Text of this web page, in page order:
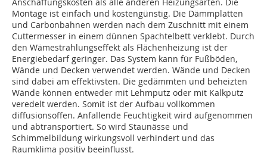
Anschaffungskosten als alle anderen Heizungsarten. Die
Montage ist einfach und kostengünstig. Die Dämmplatten
und Carbonbahnen werden nach dem Zuschnitt mit einem
Cuttermesser in einem dünnen Spachtelbett verklebt. Durch
den Wämestrahlungseffekt als Flächenheizung ist der
Energiebedarf geringer. Das System kann für Fußböden,
Wände und Decken verwendet werden. Wände und Decken
sind dabei am effektivsten. Die gedämmten und beheizten
Wände können entweder mit Lehmputz oder mit Kalkputz
veredelt werden. Somit ist der Aufbau vollkommen
diffusionsoffen. Anfallende Feuchtigkeit wird aufgenommen
und abtransportiert. So wird Staunässe und
Schimmelbildung wirkungsvoll verhindert und das
Raumklima positiv beeinflusst.